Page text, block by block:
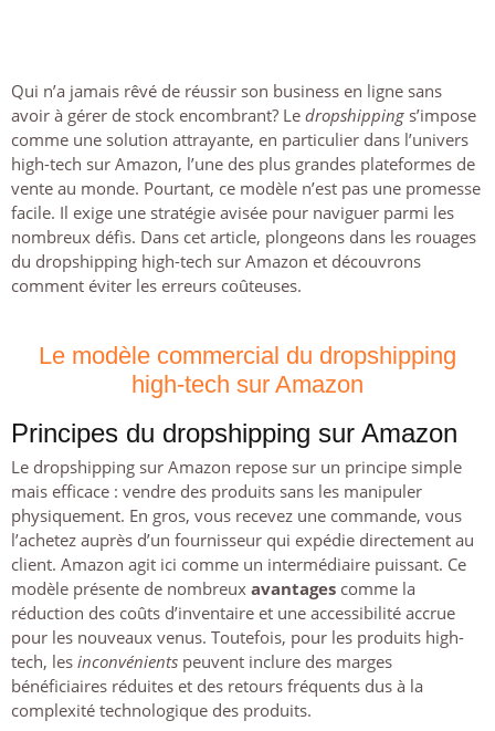
Qui n’a jamais rêvé de réussir son business en ligne sans
avoir à gérer de stock encombrant? Le dropshipping s’impose
comme une solution attrayante, en particulier dans l’univers
high-tech sur Amazon, l’une des plus grandes plateformes de
vente au monde. Pourtant, ce modèle n’est pas une promesse
facile. Il exige une stratégie avisée pour naviguer parmi les
nombreux défis. Dans cet article, plongeons dans les rouages
du dropshipping high-tech sur Amazon et découvrons
comment éviter les erreurs coûteuses.
Le modèle commercial du dropshipping
high-tech sur Amazon
Principes du dropshipping sur Amazon
Le dropshipping sur Amazon repose sur un principe simple
mais efficace : vendre des produits sans les manipuler
physiquement. En gros, vous recevez une commande, vous
l’achetez auprès d’un fournisseur qui expédie directement au
client. Amazon agit ici comme un intermédiaire puissant. Ce
modèle présente de nombreux avantages comme la
réduction des coûts d’inventaire et une accessibilité accrue
pour les nouveaux venus. Toutefois, pour les produits high-
tech, les inconvénients peuvent inclure des marges
bénéficiaires réduites et des retours fréquents dus à la
complexité technologique des produits.